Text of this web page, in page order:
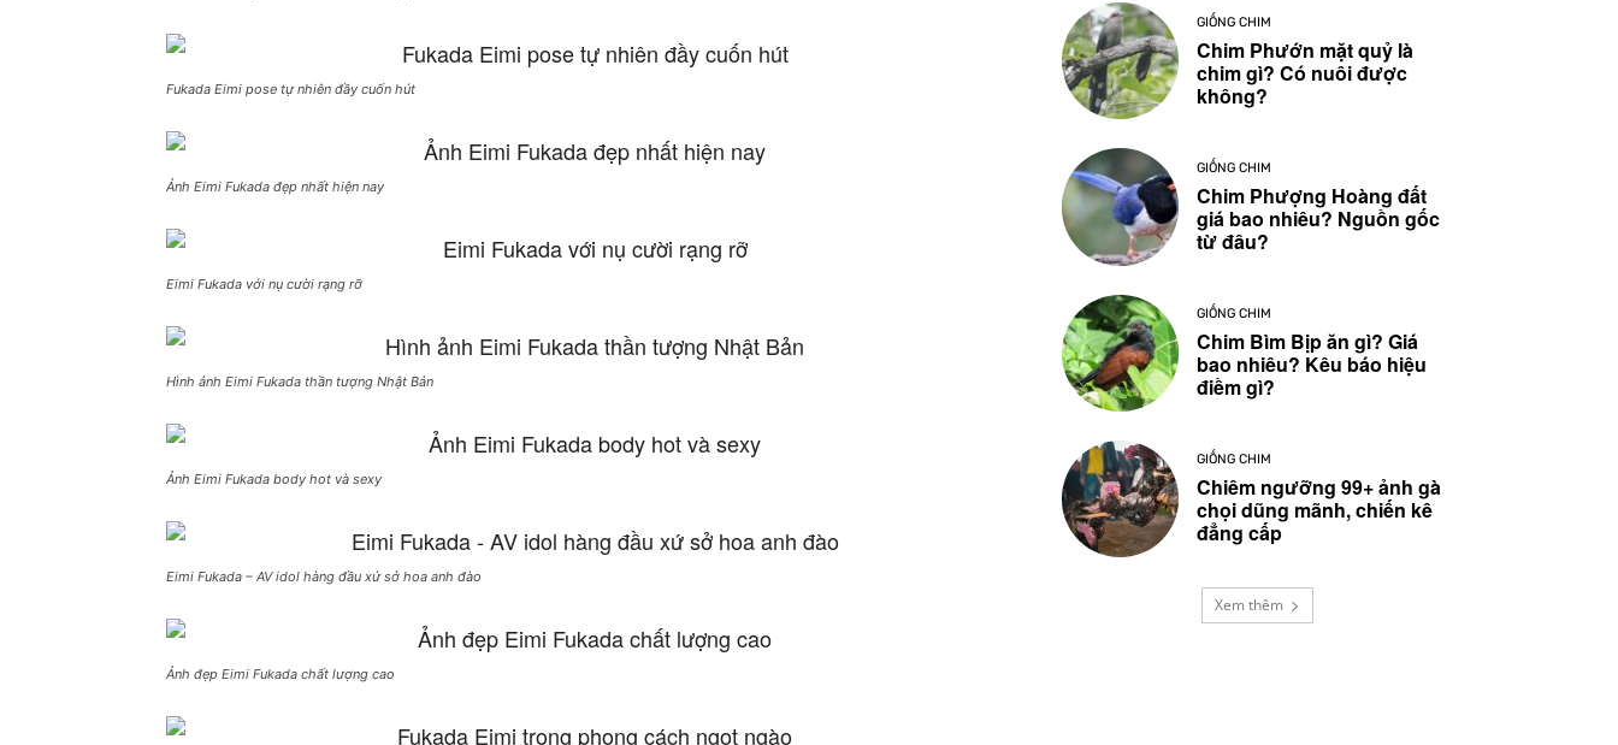
Fukada Eimi pose tự nhiên đầy cuốn hút
Ảnh Eimi Fukada đẹp nhất hiện nay
Eimi Fukada với nụ cười rạng rỡ
Hình ảnh Eimi Fukada thần tượng Nhật Bản
Ảnh Eimi Fukada body hot và sexy
Eimi Fukada – AV idol hàng đầu xứ sở hoa anh đào
Ảnh đẹp Eimi Fukada chất lượng cao
GIỐNG CHIM
Chim Phướn mặt quỷ là
chim gì? Có nuôi được
không?
GIỐNG CHIM
Chim Phượng Hoàng đất
giá bao nhiêu? Nguồn gốc
từ đâu?
GIỐNG CHIM
Chim Bìm Bịp ăn gì? Giá
bao nhiêu? Kêu báo hiệu
điềm gì?
GIỐNG CHIM
Chiêm ngưỡng 99+ ảnh gà
chọi dũng mãnh, chiến kê
đẳng cấp
Xem thêm